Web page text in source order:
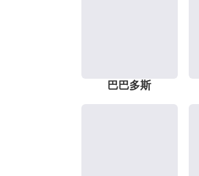
巴巴多斯